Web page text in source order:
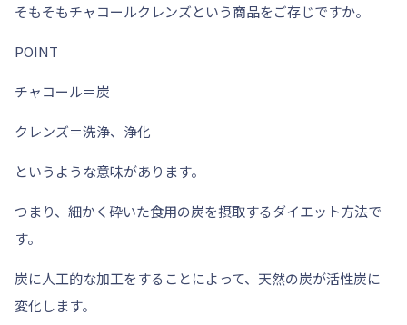
そもそもチャコールクレンズという商品をご存じですか。
POINT
チャコール＝炭
クレンズ＝洗浄、浄化
というような意味があります。
つまり、細かく砕いた食用の炭を摂取するダイエット方法で
す。
炭に人工的な加工をすることによって、天然の炭が活性炭に
変化します。